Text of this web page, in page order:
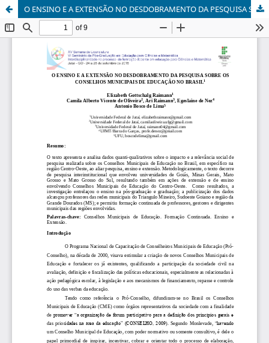
O ENSINO E A EXTENSÃO NO DESDOBRAMENTO DA PESQUISA SOBRE OS CONSELHOS MUNICIPAIS DE EDUCAÇÃO NO BRASIL